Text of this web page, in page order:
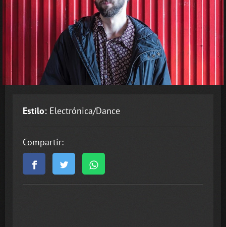
Estilo: Electrónica/Dance
Compartir: